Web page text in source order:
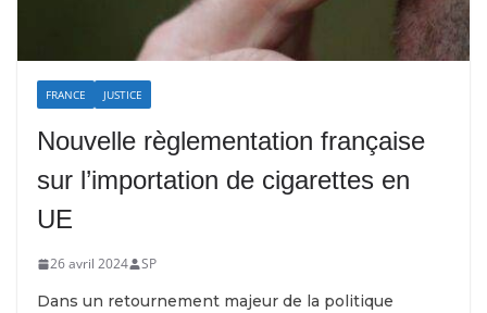
FRANCE JUSTICE
Nouvelle règlementation française
sur l’importation de cigarettes en
UE
26 avril 2024 SP
Dans un retournement majeur de la politique